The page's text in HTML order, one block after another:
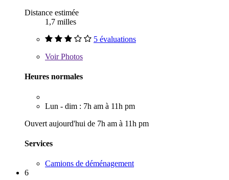
Distance estimée
1,7 milles
5 évaluations
VoirPhotos
Heures normales
Lun - dim : 7h am à 11h pm
Ouvert aujourd'hui de 7h am à 11h pm
Services
Camions de déménagement
6